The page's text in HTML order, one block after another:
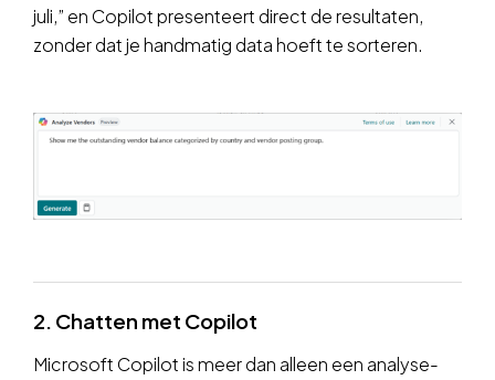
juli,” en Copilot presenteert direct de resultaten,
zonder dat je handmatig data hoeft te sorteren.
2. Chatten met Copilot
Microsoft Copilot is meer dan alleen een analyse-